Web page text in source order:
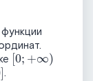
0;+∞)
.